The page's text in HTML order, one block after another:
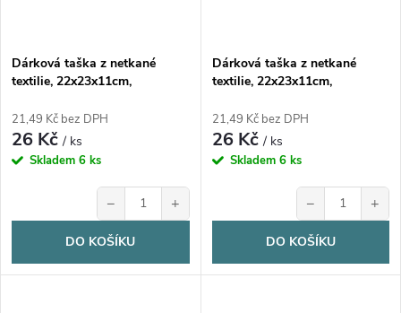
o
d
u
ů
o
d
u
k
t
Dárková taška z netkané
textilie, 22x23x11cm,
21,49 Kč bez DPH
26 Kč/ ks
Skladem 6 ks
− +
DO KOŠÍKU
Dárková taška z netkané
textilie, 22x23x11cm,
21,49 Kč bez DPH
26 Kč/ ks
Skladem 6 ks
− +
DO KOŠÍKU